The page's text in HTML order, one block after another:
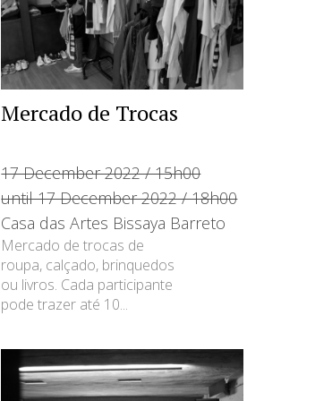
Mercado de Trocas
17 December 2022 / 15h00
until 17 December 2022 / 18h00
Casa das Artes Bissaya Barreto
Mercado de trocas de
roupa, calçado, brinquedos
ou livros. Cada participante
pode trazer até 10...